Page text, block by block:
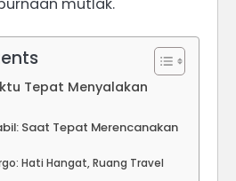
mutlak.
Tepat Menyalakan
Saat Tepat Merencanakan
Hati Hangat, Ruang Travel